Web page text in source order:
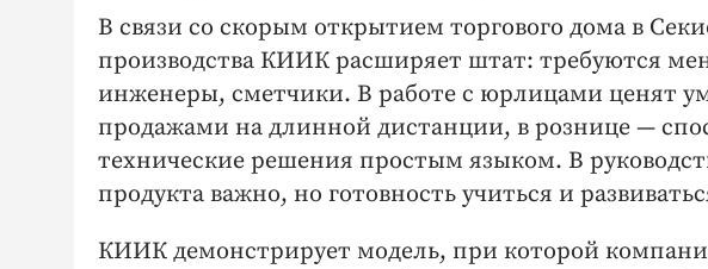
В связи со скорым открытием торгового дома в
производства КИИК расширяет штат: требуются
инженеры, сметчики. В работе с юрлицами ценят
продажами на длинной дистанции, в рознице —
технические решения простым языком. В
продукта важно, но готовность учиться и
КИИК демонстрирует модель, при которой